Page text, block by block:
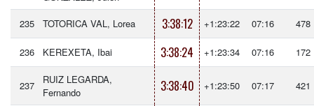
235 TOTORICA VAL, Lorea 3:38:12 +1:23:22 07:16 478
236 KEREXETA, Ibai 3:38:24 +1:23:34 07:16 172
237
RUIZ LEGARDA,
Fernando
3:38:40 +1:23:50 07:17 421